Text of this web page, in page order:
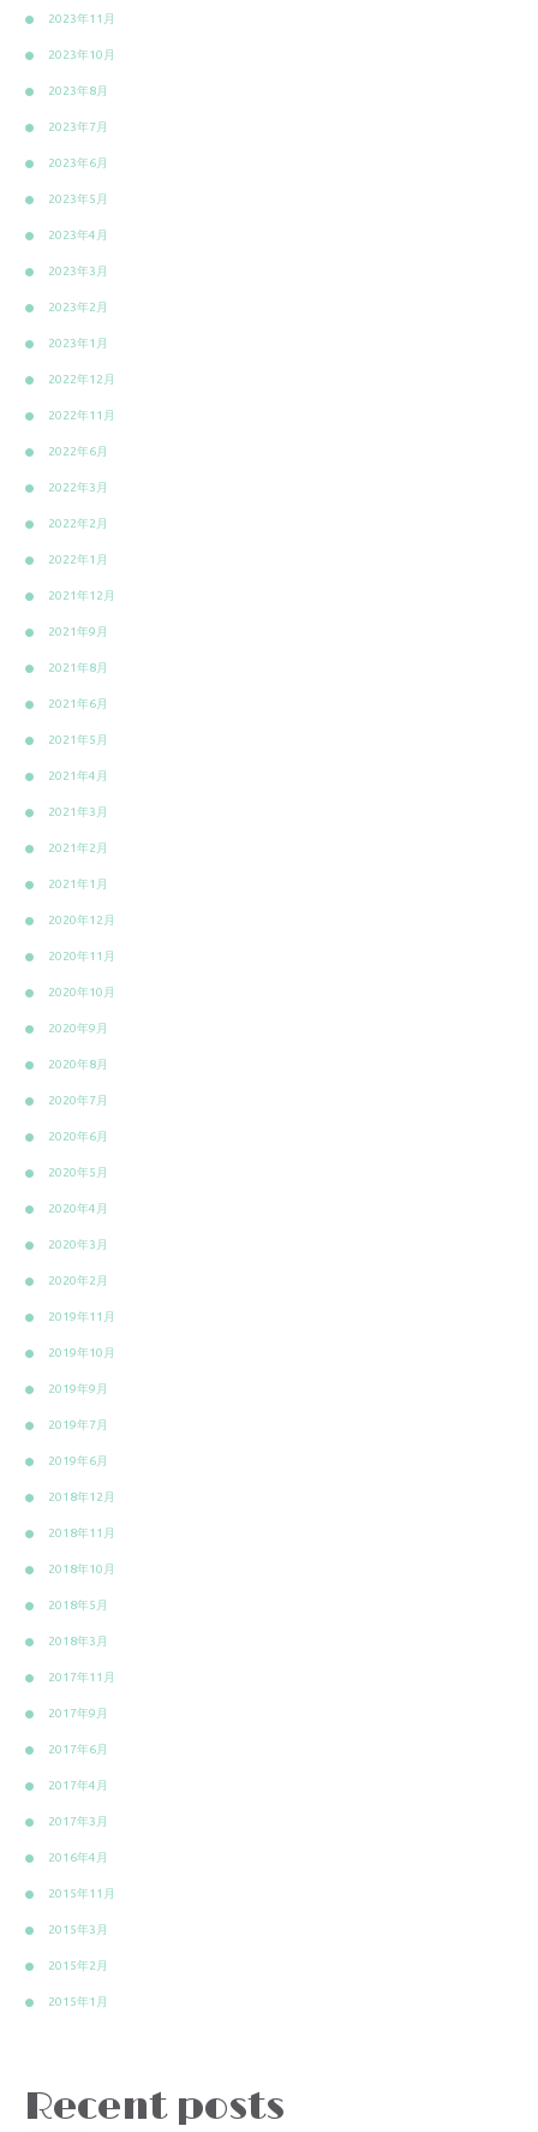
2023年11月
2023年10月
2023年8月
2023年7月
2023年6月
2023年5月
2023年4月
2023年3月
2023年2月
2023年1月
2022年12月
2022年11月
2022年6月
2022年3月
2022年2月
2022年1月
2021年12月
2021年9月
2021年8月
2021年6月
2021年5月
2021年4月
2021年3月
2021年2月
2021年1月
2020年12月
2020年11月
2020年10月
2020年9月
2020年8月
2020年7月
2020年6月
2020年5月
2020年4月
2020年3月
2020年2月
2019年11月
2019年10月
2019年9月
2019年7月
2019年6月
2018年12月
2018年11月
2018年10月
2018年5月
2018年3月
2017年11月
2017年9月
2017年6月
2017年4月
2017年3月
2016年4月
2015年11月
2015年3月
2015年2月
2015年1月
Recent posts